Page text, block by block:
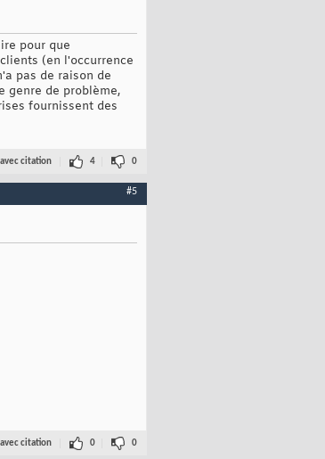
pour que
(en l'occurrence
pas de raison de
genre de problème,
fournissent des
citation 4 0
#5
citation 0 0